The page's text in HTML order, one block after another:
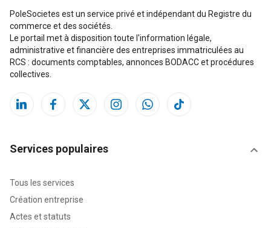
PoleSocietes est un service privé et indépendant du Registre du
commerce et des sociétés.
Le portail met à disposition toute l'information légale,
administrative et financière des entreprises immatriculées au
RCS : documents comptables, annonces BODACC et procédures
collectives.
Services populaires
Tous les services
Création entreprise
Actes et statuts